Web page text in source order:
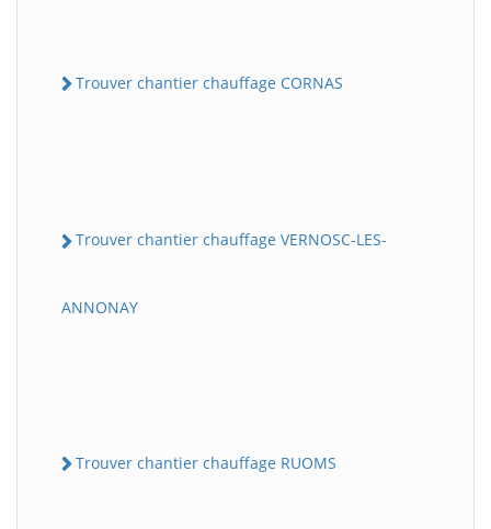
Trouver chantier chauffage CORNAS
Trouver chantier chauffage VERNOSC-LES-
ANNONAY
Trouver chantier chauffage RUOMS